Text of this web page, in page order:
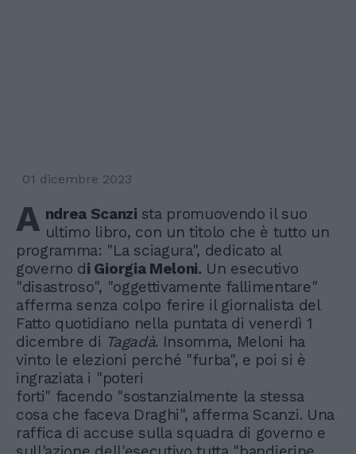
01 dicembre 2023
A ndrea Scanzi sta promuovendo il suo
ultimo libro, con un titolo che è tutto un
programma: "La sciagura", dedicato al
governo di Giorgia Meloni. Un esecutivo
"disastroso", "oggettivamente fallimentare"
afferma senza colpo ferire il giornalista del
Fatto quotidiano nella puntata di venerdì 1
dicembre di Tagadà. Insomma, Meloni ha
vinto le elezioni perché "furba", e poi si è
ingraziata i "poteri
forti" facendo "sostanzialmente la stessa
cosa che faceva Draghi", afferma Scanzi. Una
raffica di accuse sulla squadra di governo e